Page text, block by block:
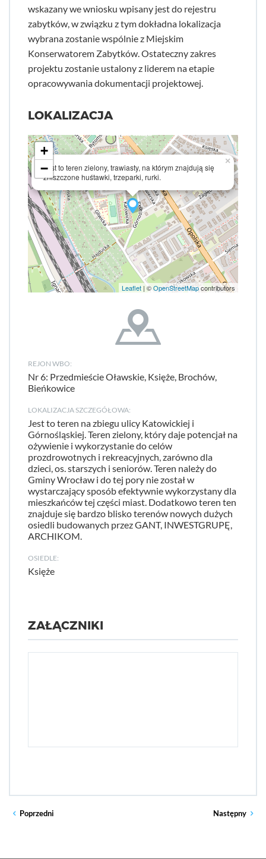
wskazany we wniosku wpisany jest do rejestru
zabytków, w związku z tym dokładna lokalizacja
wybrana zostanie wspólnie z Miejskim
Konserwatorem Zabytków. Ostateczny zakres
projektu zostanie ustalony z liderem na etapie
opracowywania dokumentacji projektowej.
LOKALIZACJA
Jest to teren zielony, trawiasty, na którym znajdują się
zniszczone huśtawki, trzeparki, rurki.
×
+
−
Leaflet | ©OpenStreetMapcontributors
REJON WBO:
Nr 6: Przedmieście Oławskie, Księże, Brochów,
Bieńkowice
LOKALIZACJA SZCZEGÓŁOWA:
Jest to teren na zbiegu ulicy Katowickiej i
Górnośląskiej. Teren zielony, który daje potencjał na
ożywienie i wykorzystanie do celów
prozdrowotnych i rekreacyjnych, zarówno dla
dzieci, os. starszych i seniorów. Teren należy do
Gminy Wrocław i do tej pory nie został w
wystarczający sposób efektywnie wykorzystany dla
mieszkańców tej części miast. Dodatkowo teren ten
znajduje się bardzo blisko terenów nowych dużych
osiedli budowanych przez GANT, INWESTGRUPĘ,
ARCHIKOM.
OSIEDLE:
Księże
ZAŁĄCZNIKI
Poprzedni Następny